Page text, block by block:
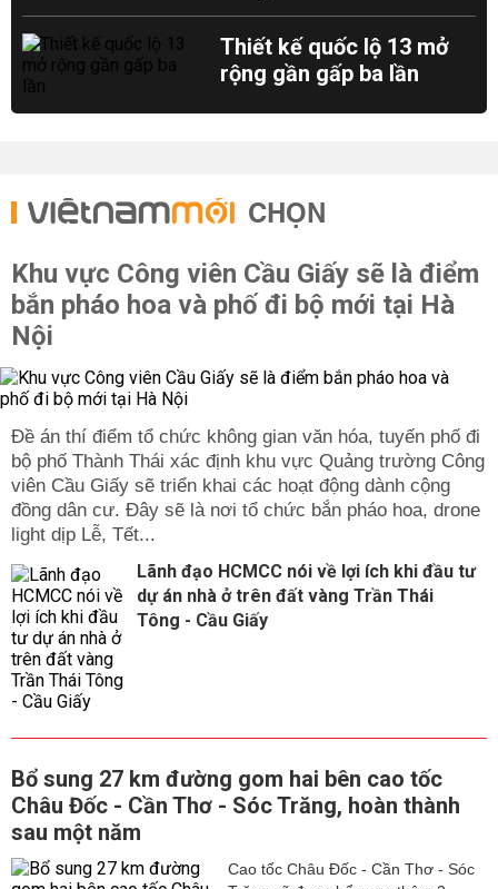
Thiết kế quốc lộ 13 mở
rộng gần gấp ba lần
CHỌN
Khu vực Công viên Cầu Giấy sẽ là điểm
bắn pháo hoa và phố đi bộ mới tại Hà
Nội
Đề án thí điểm tổ chức không gian văn hóa, tuyến phố đi
bộ phố Thành Thái xác định khu vực Quảng trường Công
viên Cầu Giấy sẽ triển khai các hoạt động dành cộng
đồng dân cư. Đây sẽ là nơi tổ chức bắn pháo hoa, drone
light dịp Lễ, Tết...
Lãnh đạo HCMCC nói về lợi ích khi đầu tư
dự án nhà ở trên đất vàng Trần Thái
Tông - Cầu Giấy
Bổ sung 27 km đường gom hai bên cao tốc
Châu Đốc - Cần Thơ - Sóc Trăng, hoàn thành
sau một năm
Cao tốc Châu Đốc - Cần Thơ - Sóc